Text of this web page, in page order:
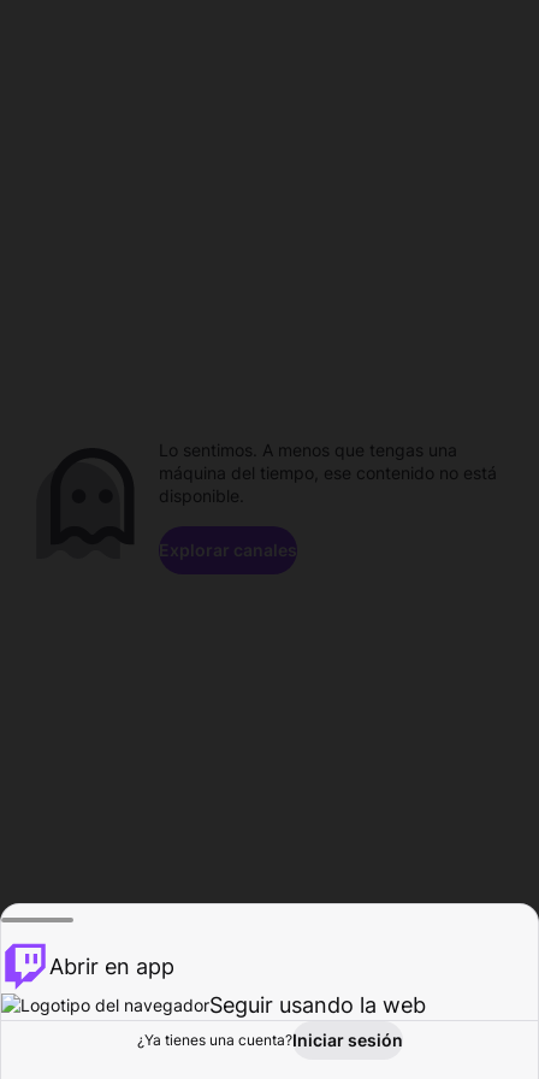
Explorar Actividad
Lo sentimos. A menos que tengas una
máquina del tiempo, ese contenido no está
disponible.
Explorar canales
Abrir en app
Seguir usando la web
¿Ya tienes una cuenta?Iniciar sesión